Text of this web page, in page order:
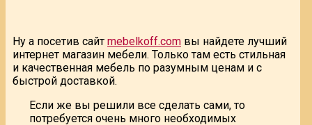
Ну а посетив сайт mebelkoff.com вы найдете лучший
интернет магазин мебели. Только там есть стильная
и качественная мебель по разумным ценам и с
быстрой доставкой.
Если же вы решили все сделать сами, то
потребуется очень много необходимых